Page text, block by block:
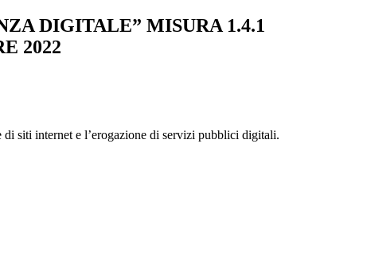
DIGITALE” MISURA 1.4.1
2022
siti internet e l’erogazione di servizi pubblici digitali.